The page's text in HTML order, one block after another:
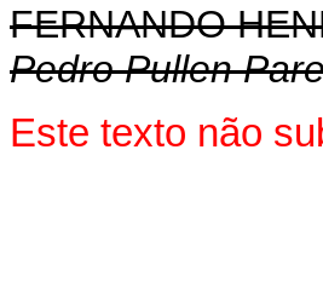
FERNANDO
Pedro Pullen
Este texto não